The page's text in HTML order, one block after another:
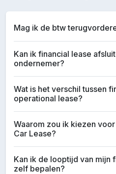
Mag ik de btw
Kan ik financial lease
ondernemer?
Wat is het verschil tussen
operational lease?
Waarom zou ik kiezen
Car Lease?
Kan ik de looptijd van mijn
zelf bepalen?